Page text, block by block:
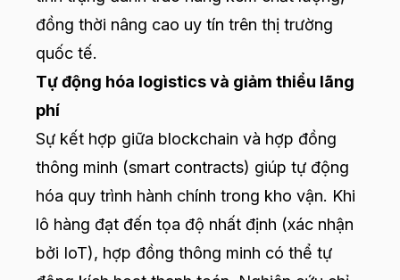
đồng thời nâng cao uy tín trên thị trường
quốc tế.
Tự động hóa logistics và giảm thiểu lãng
phí
Sự kết hợp giữa blockchain và hợp đồng
thông minh (smart contracts) giúp tự động
hóa quy trình hành chính trong kho vận. Khi
lô hàng đạt đến tọa độ nhất định (xác nhận
bởi IoT), hợp đồng thông minh có thể tự